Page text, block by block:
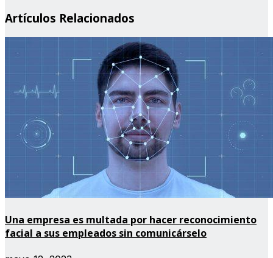
Artículos Relacionados
Una empresa es multada por hacer reconocimiento
facial a sus empleados sin comunicárselo